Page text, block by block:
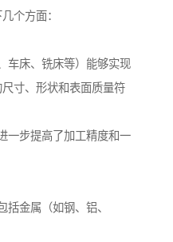
个方面：
车床、铣床等）能够实现
寸、形状和表面质量符
一步提高了加工精度和一
金属（如钢、铝、